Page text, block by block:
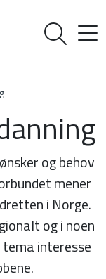
og behov
mener
i Norge.
og i noen
interesse